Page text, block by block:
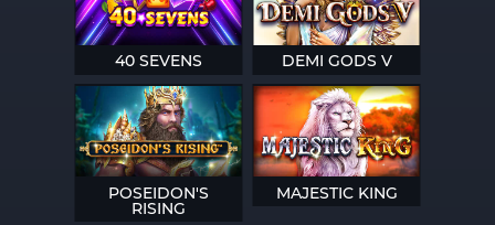
40 SEVENS DEMI GODS V
POSEIDON'S
RISING
MAJESTIC KING